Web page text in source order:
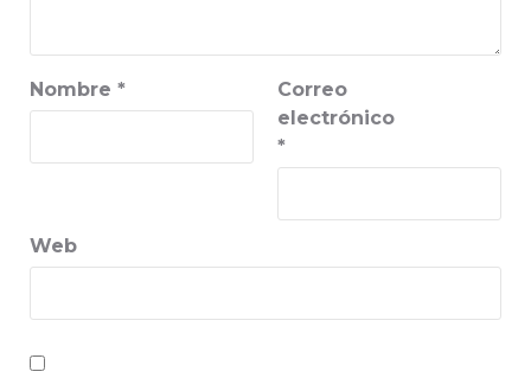
Nombre *
Correo
electrónico
*
Web